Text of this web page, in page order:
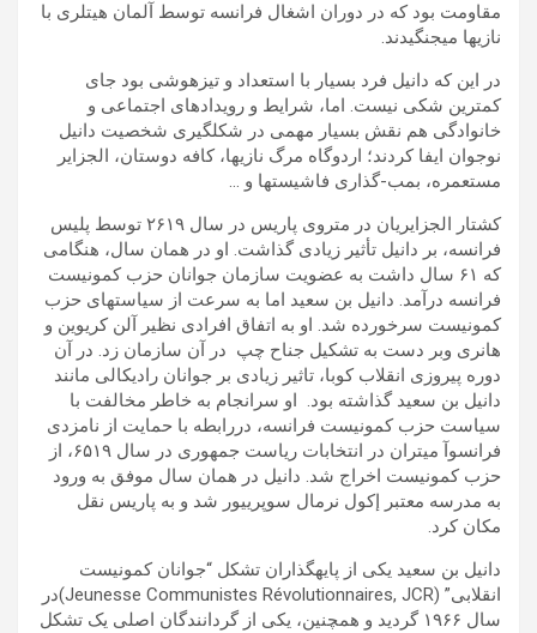
مقاومت بود که در دوران اشغال فرانسه توسط آلمان ھيتلری با
نازیھا میجنگيدند.
در اين که دانيل فرد بسيار با استعداد و تيزھوشی بود جای
کمترين شکی نيست. اما، شرايط و رويدادھای اجتماعی و
خانوادگی ھم نقش بسيار مھمی در شکلگيری شخصيت دانيل
نوجوان ايفا کردند؛ اردوگاه مرگ نازیھا، کافه دوستان، الجزاير
مستعمره، بمب-گذاری فاشيستھا و …
کشتار الجزايريان در متروی پاريس در سال ٢۶١٩ توسط پليس
فرانسه، بر دانيل تأثير زيادی گذاشت. او در ھمان سال، ھنگامی
که ۶١ سال داشت به عضويت سازمان جوانان حزب کمونيست
فرانسه درآمد. دانيل بن سعيد اما به سرعت از سياستھای حزب
کمونيست سرخورده شد. او به اتفاق افرادی نظير آلن کريوين و
ھانری وبر دست به تشکيل جناح چپ در آن سازمان زد. در آن
دوره پيروزی انقلاب کوبا، تاثير زيادی بر جوانان راديکالی مانند
دانيل بن سعيد گذاشته بود. او سرانجام به خاطر مخالفت با
سياست حزب کمونيست فرانسه، دررابطه با حمايت از نامزدی
فرانسوآ ميتران در انتخابات رياست جمھوری در سال ۶۵١٩، از
حزب کمونيست اخراج شد. دانيل در ھمان سال موفق به ورود
به مدرسه معتبر إکول نرمال سوپرييور شد و به پاريس نقل
مکان کرد.
دانيل بن سعيد يكى از پايهگذاران تشكل “جوانان كمونيست
انقلابى” (Jeunesse Communistes Révolutionnaires, JCR)در
سال ١٩۶۶ گرديد و ھمچنين، يكى از گردانندگان اصلی يک تشکل